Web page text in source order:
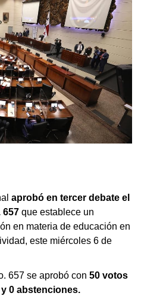
aprobó en tercer debate el
657 que establece un
en materia de educación en
este miércoles 6 de
657 se aprobó con 50 votos
0 abstenciones.